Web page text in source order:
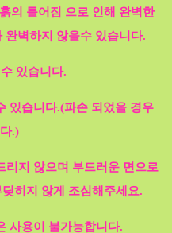
의 틀어짐 으로 인해 완벽한
완벽하지 않을수 있습니다.
있습니다.
있습니다.(파손 되었을 경우
.)
리지 않으며 부드러운 면으로
히지 않게 조심해주세요.
사용이 불가능합니다.